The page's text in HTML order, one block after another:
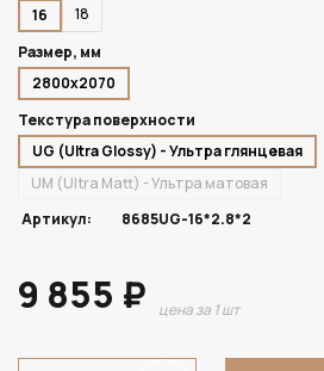
16
18
Размер, мм
2800х2070
Текстура поверхности
UG (Ultra Glossy) - Ультра глянцевая
UM (Ultra Matt) - Ультра матовая
Артикул:
8685UG-16*2.8*2
9 855 ₽ цена за 1 шт